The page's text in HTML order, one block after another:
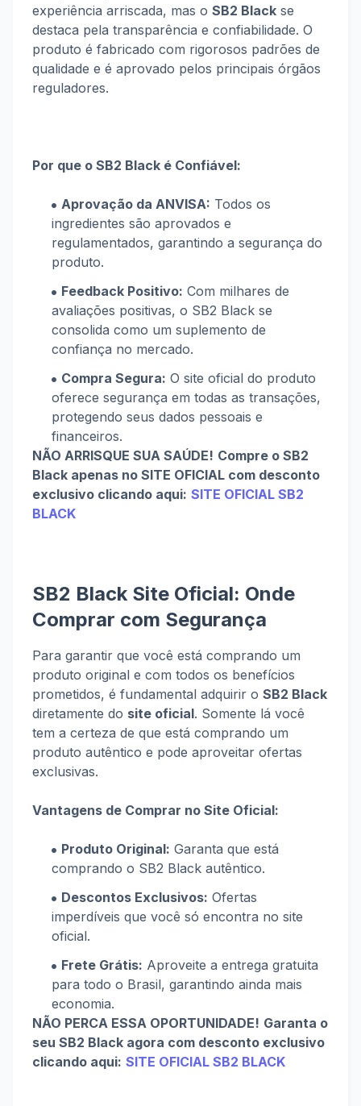
experiência arriscada, mas o SB2 Black se
destaca pela transparência e confiabilidade. O
produto é fabricado com rigorosos padrões de
qualidade e é aprovado pelos principais órgãos
reguladores.
Por que o SB2 Black é Confiável:
Aprovação da ANVISA: Todos os
ingredientes são aprovados e
regulamentados, garantindo a segurança do
produto.
Feedback Positivo: Com milhares de
avaliações positivas, o SB2 Black se
consolida como um suplemento de
confiança no mercado.
Compra Segura: O site oficial do produto
oferece segurança em todas as transações,
protegendo seus dados pessoais e
financeiros.
NÃO ARRISQUE SUA SAÚDE! Compre o SB2
Black apenas no SITE OFICIAL com desconto
exclusivo clicando aqui: SITE OFICIAL SB2
BLACK
SB2 Black Site Oficial: Onde
Comprar com Segurança
Para garantir que você está comprando um
produto original e com todos os benefícios
prometidos, é fundamental adquirir o SB2 Black
diretamente do site oficial. Somente lá você
tem a certeza de que está comprando um
produto autêntico e pode aproveitar ofertas
exclusivas.
Vantagens de Comprar no Site Oficial:
Produto Original: Garanta que está
comprando o SB2 Black autêntico.
Descontos Exclusivos: Ofertas
imperdíveis que você só encontra no site
oficial.
Frete Grátis: Aproveite a entrega gratuita
para todo o Brasil, garantindo ainda mais
economia.
NÃO PERCA ESSA OPORTUNIDADE! Garanta o
seu SB2 Black agora com desconto exclusivo
clicando aqui: SITE OFICIAL SB2 BLACK